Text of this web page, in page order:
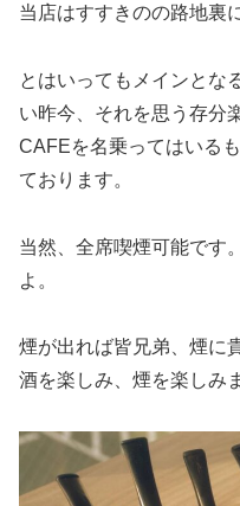
当店はすすきのの路地裏
とはいってもメインとな
い昨今、それを思う存分
CAFEを名乗ってはいる
ております。
当然、全席喫煙可能です
よ。
煙が出れば皆兄弟、煙に
酒を楽しみ、煙を楽しみ